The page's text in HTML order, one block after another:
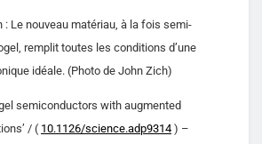
: Le nouveau matériau, à la fois semi-
remplit toutes les conditions d’une
idéale. (Photo de John Zich)
semiconductors with augmented
/ ( 10.1126/science.adp9314 ) –